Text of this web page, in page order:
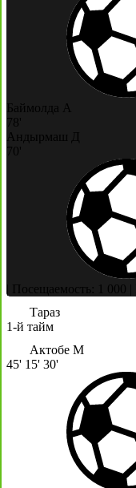
Баймолда А
78'
Андырмаш Д
70'
Посещаемость: 1 000
Тараз
1-й тайм
Актобе М
45' 15' 30'